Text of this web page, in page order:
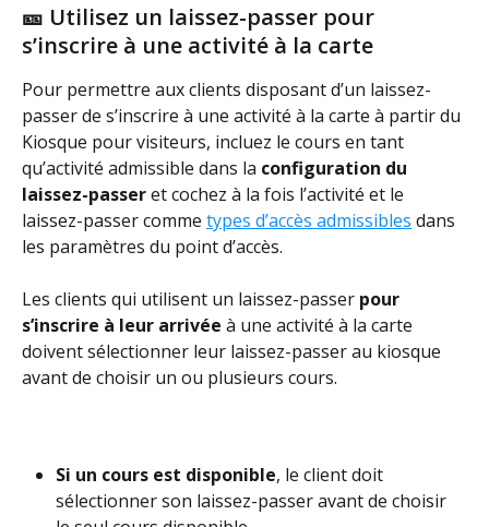
🎫 Utilisez un laissez-passer pour
s’inscrire à une activité à la carte
Pour permettre aux clients disposant d’un laissez-
passer de s’inscrire à une activité à la carte à partir du
Kiosque pour visiteurs, incluez le cours en tant
qu’activité admissible dans la configuration du
laissez-passer et cochez à la fois l’activité et le
laissez-passer comme types d’accès admissibles dans
les paramètres du point d’accès.
Les clients qui utilisent un laissez-passer pour
s’inscrire à leur arrivée à une activité à la carte
doivent sélectionner leur laissez-passer au kiosque
avant de choisir un ou plusieurs cours.
Si un cours est disponible, le client doit
sélectionner son laissez-passer avant de choisir